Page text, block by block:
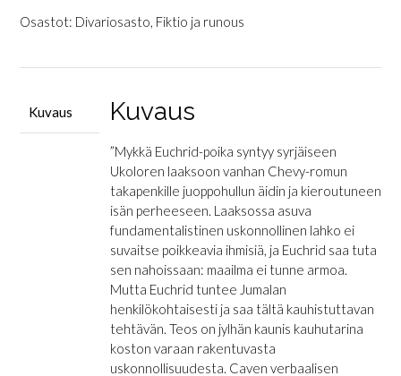
aasintamma
Osastot: Divariosasto, Fiktio ja runous
Kuvaus Kuvaus
”Mykkä Euchrid-poika syntyy syrjäiseen
Ukoloren laaksoon vanhan Chevy-romun
takapenkille juoppohullun äidin ja kieroutuneen
isän perheeseen. Laaksossa asuva
fundamentalistinen uskonnollinen lahko ei
suvaitse poikkeavia ihmisiä, ja Euchrid saa tuta
sen nahoissaan: maailma ei tunne armoa.
Mutta Euchrid tuntee Jumalan
henkilökohtaisesti ja saa tältä kauhistuttavan
tehtävän. Teos on jylhän kaunis kauhutarina
koston varaan rakentuvasta
uskonnollisuudesta. Caven verbaalisen